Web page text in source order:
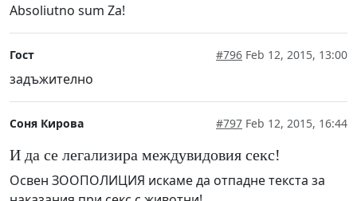
Absoliutno sum Za!
Гост #796 Feb 12, 2015, 13:00
задъжително
Соня Кирова #797 Feb 12, 2015, 16:44
И да се легализира междувидовия секс!
Освен ЗООПОЛИЦИЯ искаме да отпадне текста за